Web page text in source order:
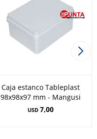
Caja estanco Tableplast
98x98x97 mm - Mangusi
USD 7,00